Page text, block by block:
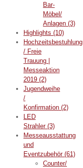
Bar-
Möbel/
Anlagen (3)
Highlights (10)
Hochzeitsbestuhlung
/ Freie
Trauung |
Messeaktion
2019 (2)
Jugendweihe
/
Konfirmation (2)
LED
Strahler (3)
Messeausstattung
und
Eventzubehör (61)
Counter/